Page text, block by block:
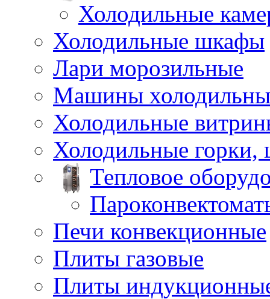
Холодильные
Холодильные шкафы
Лари морозильные
Машины
Холодильные
Холодильные
Тепловое
Печи конвекционные
Плиты газовые
Плиты